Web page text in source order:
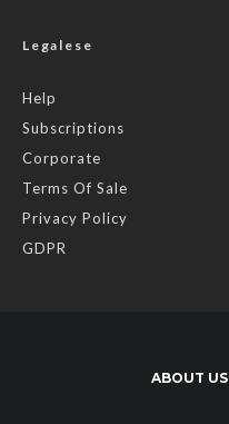
Legalese
Help
Subscriptions
Corporate
Terms Of Sale
Privacy Policy
GDPR
ABOUT US